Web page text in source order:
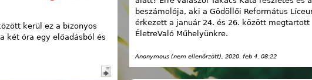
kerül ez a bizonyos
két óra egy előadásból és
beszámolója, aki a Gödöllői Református
érkezett a január 24. és 26. között megtartott
ÉletreValó Műhelyünkre.
Anonymous (nem ellenőrzött) , 2020. feb 4. 08:22